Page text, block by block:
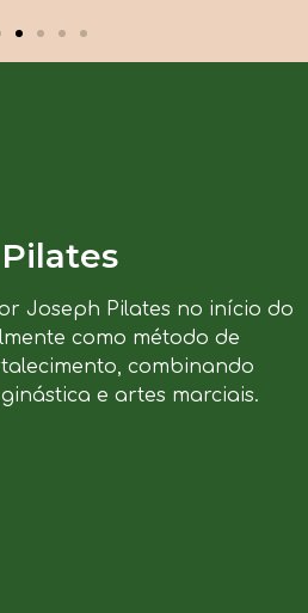
Joseph Pilates no início do
como método de
combinando
e artes marciais.